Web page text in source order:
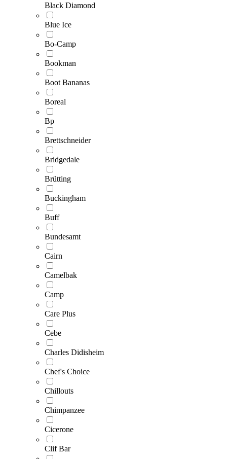
Black Diamond
Blue Ice
Bo-Camp
Bookman
Boot Bananas
Boreal
Bp
Brettschneider
Bridgedale
Brütting
Buckingham
Buff
Bundesamt
Cairn
Camelbak
Camp
Care Plus
Cebe
Charles Didisheim
Chef's Choice
Chillouts
Chimpanzee
Cicerone
Clif Bar